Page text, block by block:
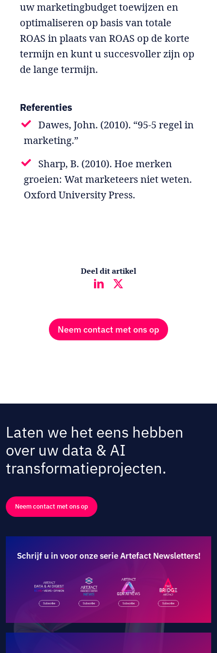
uw marketingbudget toewijzen en
optimaliseren op basis van totale
ROAS in plaats van ROAS op de korte
termijn en kunt u succesvoller zijn op
de lange termijn.
Referenties
Dawes, John. (2010). “95-5 regel in
marketing.”
Sharp, B. (2010). Hoe merken
groeien: Wat marketeers niet weten.
Oxford University Press.
Deel dit artikel
Neem contact met ons op
Laten we het eens hebben
over uw data & AI
transformatieprojecten.
Neem contact met ons op
Schrijf u in voor onze serie Artefact Newsletters!